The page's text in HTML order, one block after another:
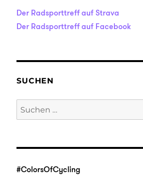
Der Radsporttreff auf Strava
Der Radsporttreff auf Facebook
SUCHEN
Suche
nach:
#ColorsOfCycling